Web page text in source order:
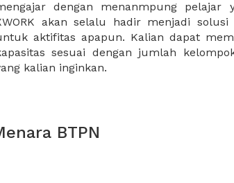
kalian inginkan.
BTPN